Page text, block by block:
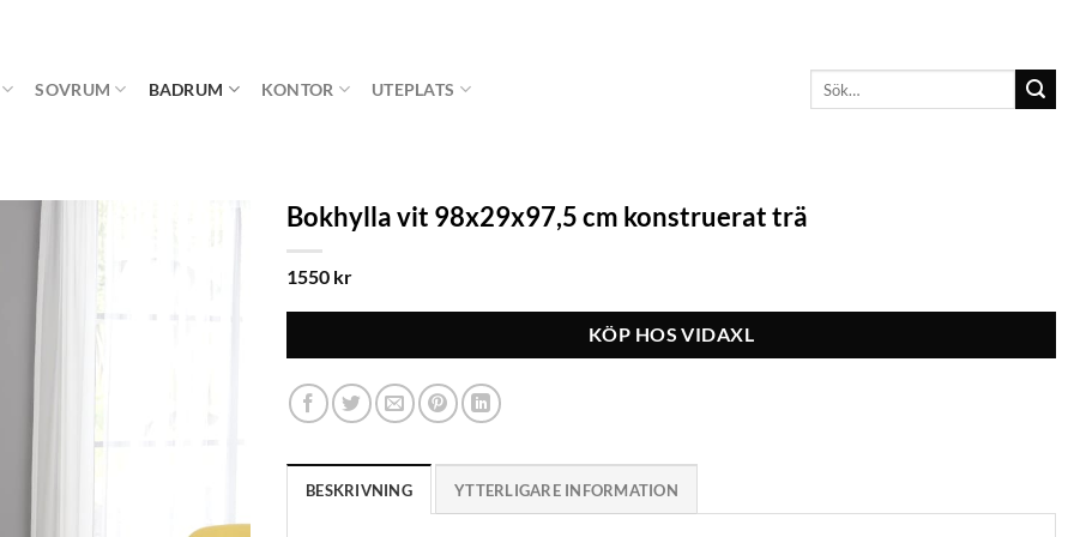
SOVRUM BADRUM KONTOR UTEPLATS
Bokhylla vit 98x29x97,5 cm konstruerat trä
1550 kr
KÖP HOS VIDAXL
BESKRIVNING YTTERLIGARE INFORMATION